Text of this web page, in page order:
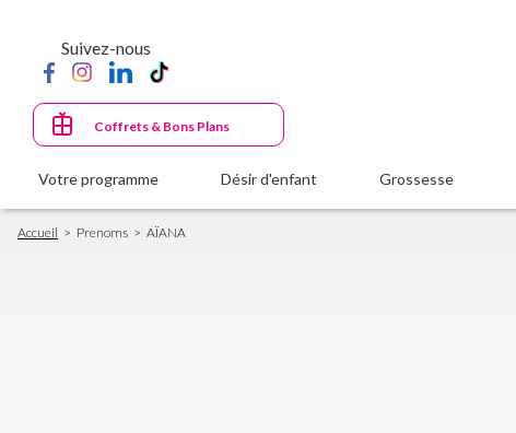
principal
Suivez-nous
Coffrets & Bons Plans
Votre programme Désir d'enfant Grossesse
Fil
d'Ariane
Accueil Prenoms AÏANA